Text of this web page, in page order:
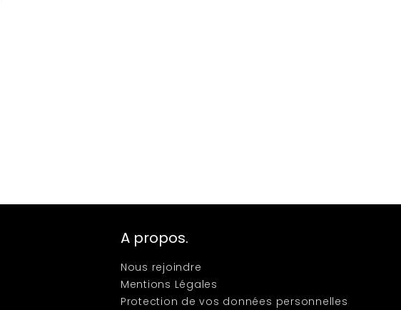
A propos.
Nous rejoindre
Mentions Légales
Protection de vos données personnelles